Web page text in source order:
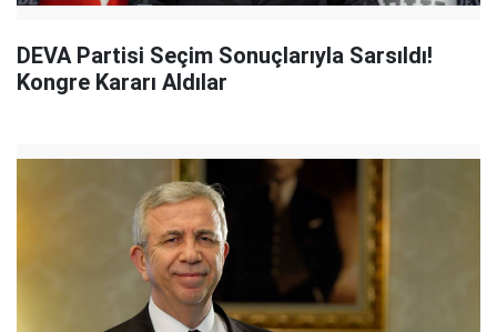
DEVA Partisi Seçim Sonuçlarıyla Sarsıldı!
Kongre Kararı Aldılar